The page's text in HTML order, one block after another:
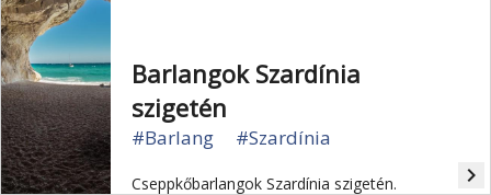
Barlangok Szardínia
szigetén
#Barlang #Szardínia
Cseppkőbarlangok Szardínia szigetén. navigate_next